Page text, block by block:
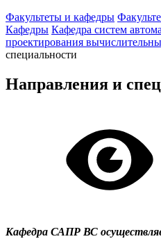
Факультеты и кафедры
Кафедры Кафедра систем
проектирования
специальности
Направления и
Кафедра САПР ВС